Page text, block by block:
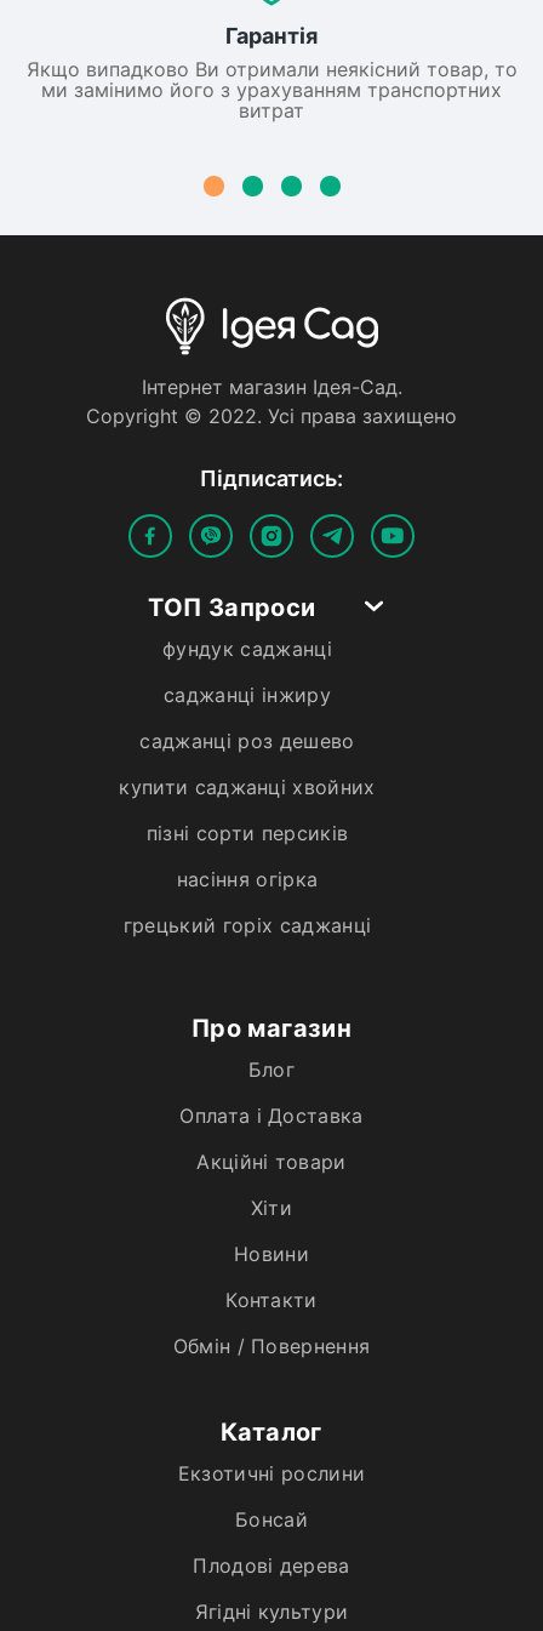
Гарантія
Якщо випадково Ви отримали неякісний товар, то
ми замінимо його з урахуванням транспортних
витрат
Iнтернет магазин Iдея-Сад.
Copyright © 2022. Усi права захищено
Пiдписатись:
ТОП Запроси
фундук саджанці
саджанці інжиру
саджанці роз дешево
купити саджанці хвойних
пізні сорти персиків
насіння огірка
грецький горіх саджанці
Про магазин
Блог
Оплата і Доставка
Акційні товари
Хiти
Новини
Контакти
Обмін / Повернення
Каталог
Екзотичні рослини
Бонсай
Плодові дерева
Ягідні культури